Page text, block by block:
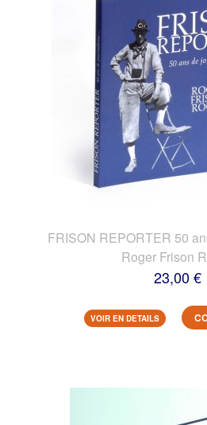
FRISON REPORTER 50
Roger Frison
23,00 €
VOIR EN DETAILS